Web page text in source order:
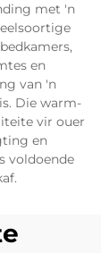
met 'n
en
van 'n
Die warm-
vir ouer
en
voldoende